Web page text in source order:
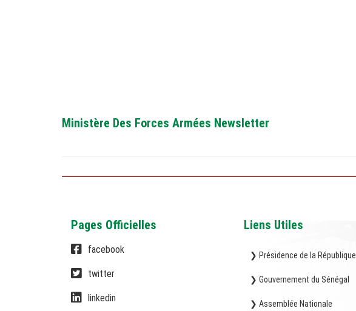
Ministère Des Forces Armées Newsletter
Pages Officielles
facebook
twitter
linkedin
Liens Utiles
❯ Présidence de la République
❯ Gouvernement du Sénégal
❯ Assemblée Nationale